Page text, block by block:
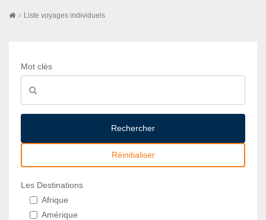
Liste voyages individuels
Mot clès
Rechercher
Réinitialiser
Les Destinations
Afrique
Amérique